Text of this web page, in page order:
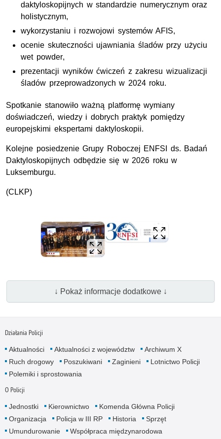
daktyloskopijnych w standardzie numerycznym oraz
holistycznym,
wykorzystaniu i rozwojowi systemów AFIS,
ocenie skuteczności ujawniania śladów przy użyciu
wet powder,
prezentacji wyników ćwiczeń z zakresu wizualizacji
śladów przeprowadzonych w 2024 roku.
Spotkanie stanowiło ważną platformę wymiany
doświadczeń, wiedzy i dobrych praktyk pomiędzy
europejskimi ekspertami daktyloskopii.
Kolejne posiedzenie Grupy Roboczej ENFSI ds. Badań
Daktyloskopijnych odbędzie się w 2026 roku w
Luksemburgu.
(CLKP)
↓ Pokaż informacje dodatkowe ↓
Działania Policji
Aktualności Aktualności z województw
Archiwum X
Ruch drogowy
Poszukiwani Zaginieni
Lotnictwo Policji
Polemiki i sprostowania
O Policji
Jednostki Kierownictwo
Komenda Główna Policji
Organizacja
Policja w III RP Historia
Sprzęt
Umundurowanie
Współpraca międzynarodowa